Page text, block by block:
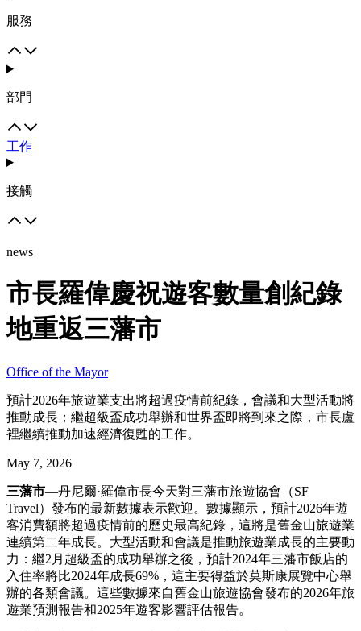
服務
部門
工作
接觸
news
市長羅偉慶祝遊客數量創紀錄
地重返三藩市
Office of the Mayor
預計2026年旅遊業支出將超過疫情前紀錄，會議和大型活動將
推動成長；繼超級盃成功舉辦和世界盃即將到來之際，市長盧
裡繼續推動加速經濟復甦的工作。
May 7, 2026
三藩市—丹尼爾·羅偉市長今天對三藩市旅遊協會（SF
Travel）發布的最新數據表示歡迎。數據顯示，預計2026年遊
客消費額將超過疫情前的歷史最高紀錄，這將是舊金山旅遊業
連續第二年成長。大型活動和會議是推動旅遊業成長的主要動
力：繼2月超級盃的成功舉辦之後，預計2024年三藩市飯店的
入住率將比2024年成長69%，這主要得益於莫斯康展覽中心舉
辦的各類會議。這些數據來自舊金山旅遊協會發布的2026年旅
遊業預測報告和2025年遊客影響評估報告。